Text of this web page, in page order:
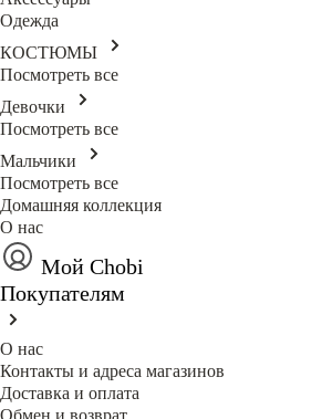
Одежда
КОСТЮМЫ
Посмотреть все
Девочки
Посмотреть все
Мальчики
Посмотреть все
Домашняя коллекция
О нас
Мой Chobi
Покупателям
О нас
Контакты и адреса магазинов
Доставка и оплата
Обмен и возврат